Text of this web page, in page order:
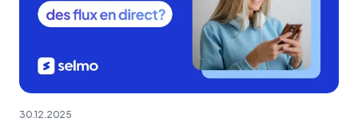
30.12.2025